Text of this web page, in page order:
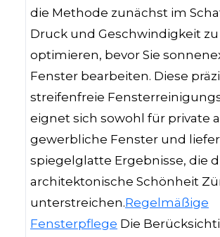
die Methode zunächst im
Druck und Geschwindigkeit zu
optimieren, bevor Sie
Fenster bearbeiten. Diese
streifenfreie
eignet sich sowohl für private
gewerbliche Fenster und
spiegelglatte Ergebnisse, die
architektonische Schönheit
unterstreichen.Regelmäßige
Fensterpflege Die